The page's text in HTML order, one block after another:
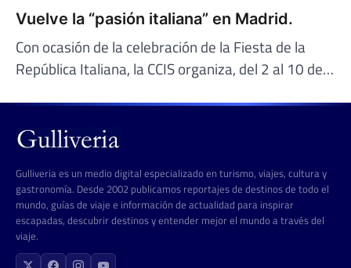
Vuelve la “pasión italiana” en Madrid.
Con ocasión de la celebración de la Fiesta de la
República Italiana, la CCIS organiza, del 2 al 10 de…
Gulliveria es un medio digital especializado en turismo, viajes, cultura y
gastronomía. Desde 2002 publicamos reportajes de destinos de todo el
mundo, guías de viaje e información de actualidad para inspirar
escapadas, descubrir destinos y entender mejor el mundo a través del
viaje.